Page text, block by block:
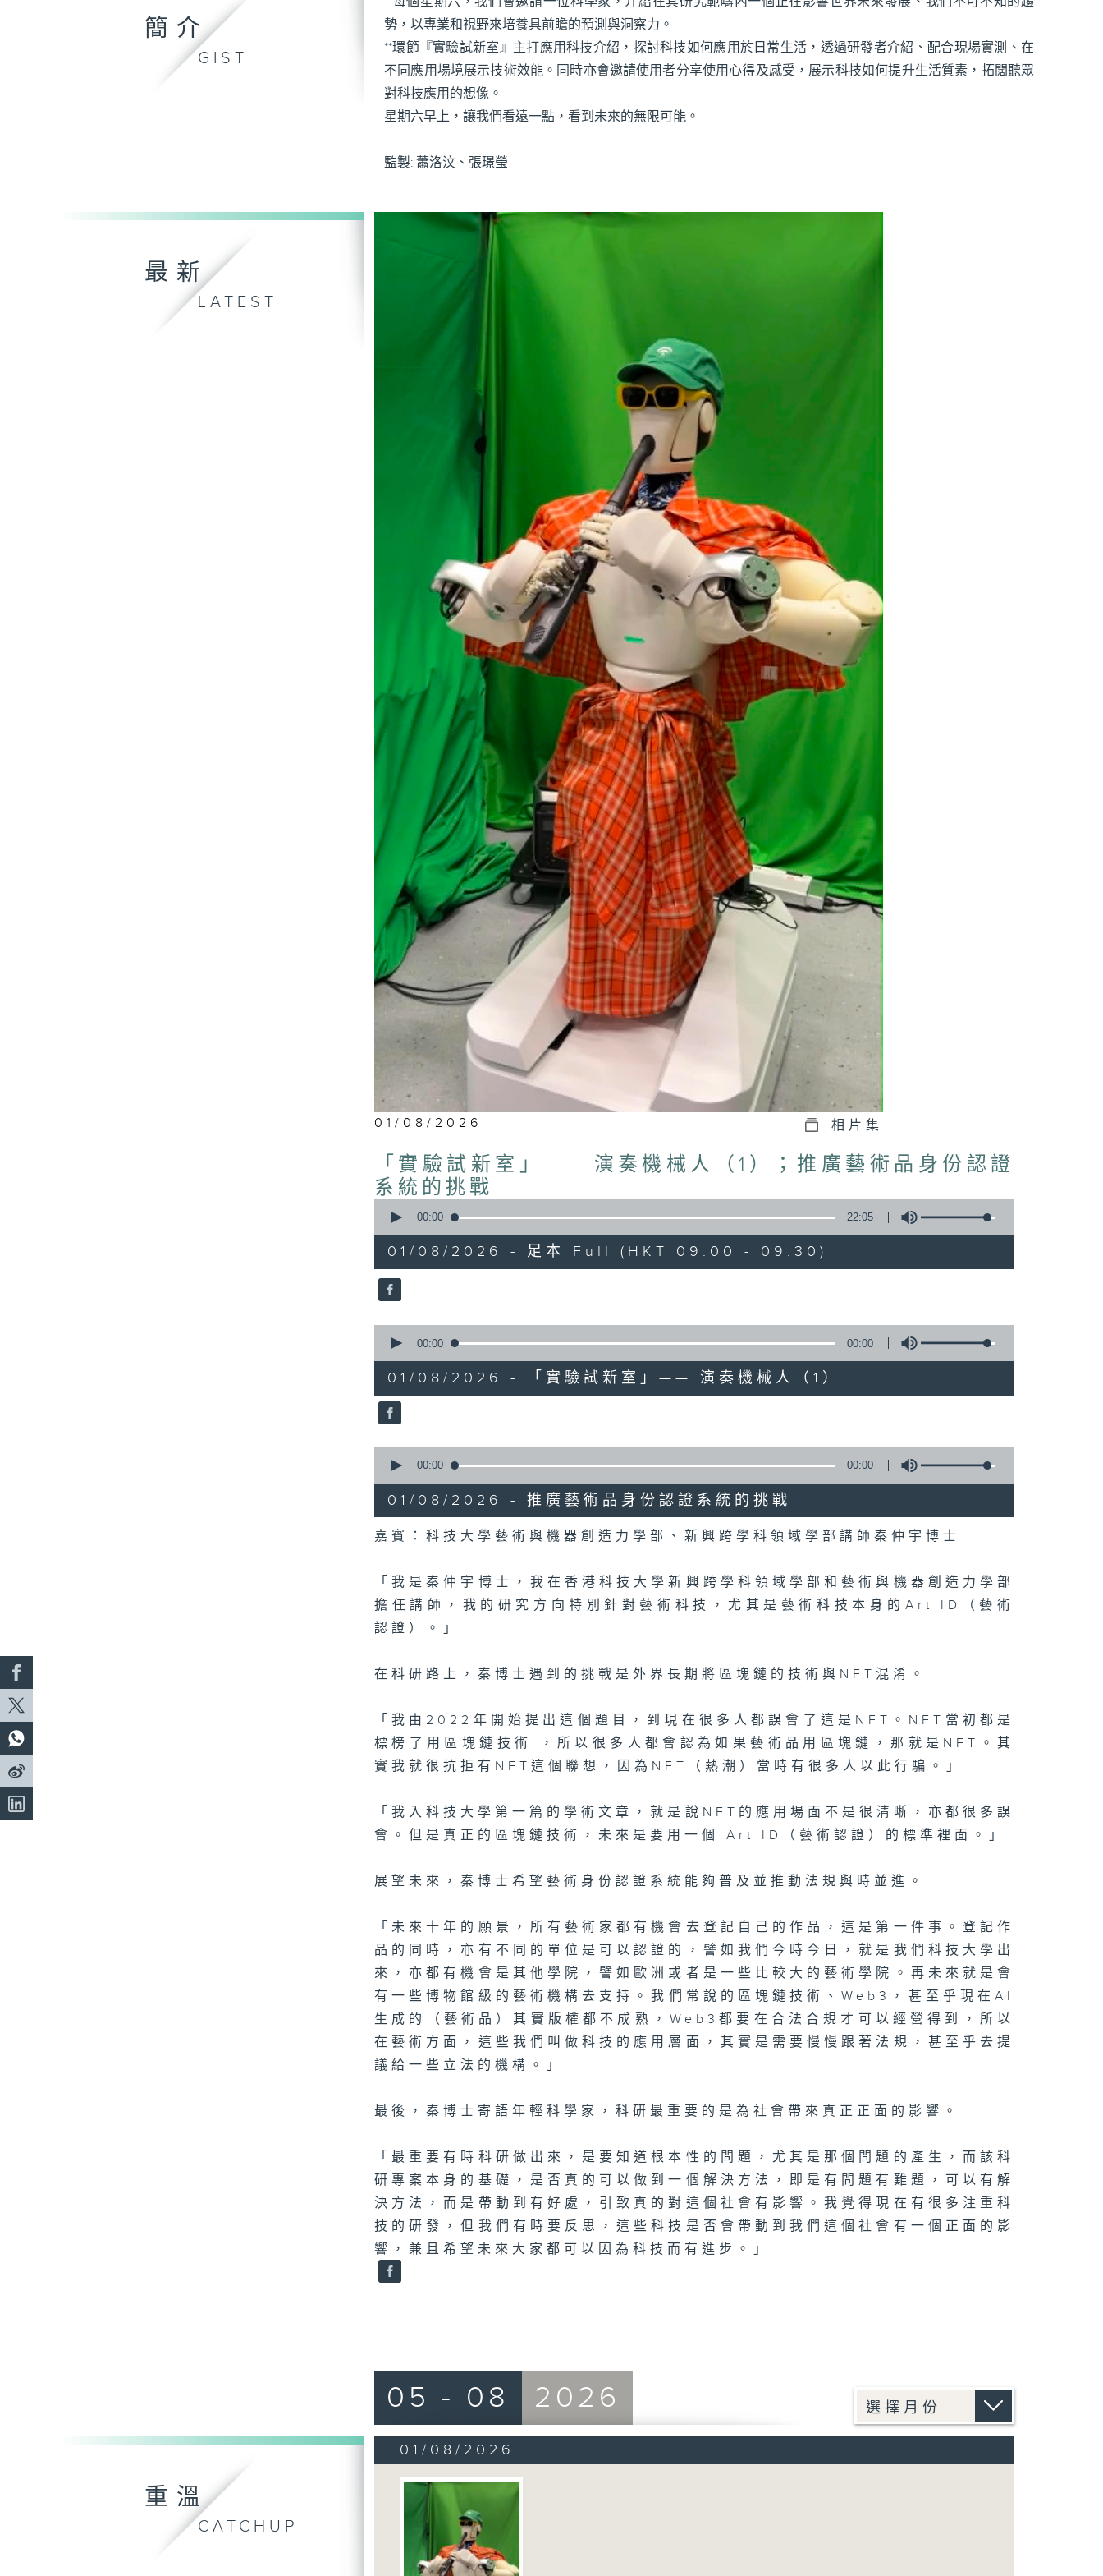
簡介
GIST
勢，以專業和視野來培養具前瞻的預測與洞察力。
**環節『實驗試新室』主打應用科技介紹，探討科技如何應用於日常生活，透過研發者介紹、配合現場實測、在
不同應用場境展示技術效能。同時亦會邀請使用者分享使用心得及感受，展示科技如何提升生活質素，拓闊聽眾
對科技應用的想像。
星期六早上，讓我們看遠一點，看到未來的無限可能。
監製: 蕭洛汶 、張璟瑩
最新
LATEST
01/08/2026 相片集
「實驗試新室」—— 演奏機械人（1）；推廣藝術品身份認證
系統的挑戰
seconds
22
minutes,
5
seconds
90%
00:00 22:05
01/08/2026 - 足本 Full (HKT 09:00 - 09:30)
seconds
seconds Volume
90%
00:00 00:00
01/08/2026 - 「實驗試新室」—— 演奏機械人（1）
seconds
seconds Volume
90%
00:00 00:00
01/08/2026 - 推廣藝術品身份認證系統的挑戰
嘉賓：科技大學藝術與機器創造力學部、新興跨學科領域學部講師秦仲宇博士
「我是秦仲宇博士，我在香港科技大學新興跨學科領域學部和藝術與機器創造力學部
擔任講師，我的研究方向特別針對藝術科技，尤其是藝術科技本身的Art ID（藝術
認證）。」
在科研路上，秦博士遇到的挑戰是外界長期將區塊鏈的技術與NFT混淆。
「我由2022年開始提出這個題目，到現在很多人都誤會了這是NFT。NFT當初都是
標榜了用區塊鏈技術 ，所以很多人都會認為如果藝術品用區塊鏈，那就是NFT。其
實我就很抗拒有NFT這個聯想，因為NFT（熱潮）當時有很多人以此行騙。」
「我入科技大學第一篇的學術文章，就是說NFT的應用場面不是很清晰，亦都很多誤
會。但是真正的區塊鏈技術，未來是要用一個 Art ID（藝術認證）的標準裡面。」
展望未來，秦博士希望藝術身份認證系統能夠普及並推動法規與時並進。
「未來十年的願景，所有藝術家都有機會去登記自己的作品，這是第一件事。登記作
品的同時，亦有不同的單位是可以認證的，譬如我們今時今日，就是我們科技大學出
來，亦都有機會是其他學院，譬如歐洲或者是一些比較大的藝術學院。再未來就是會
有一些博物館級的藝術機構去支持。我們常說的區塊鏈技術、Web3，甚至乎現在AI
生成的（藝術品）其實版權都不成熟，Web3都要在合法合規才可以經營得到，所以
在藝術方面，這些我們叫做科技的應用層面，其實是需要慢慢跟著法規，甚至乎去提
議給一些立法的機構。」
最後，秦博士寄語年輕科學家，科研最重要的是為社會帶來真正正面的影響。
「最重要有時科研做出來，是要知道根本性的問題，尤其是那個問題的產生，而該科
研專案本身的基礎，是否真的可以做到一個解決方法，即是有問題有難題，可以有解
決方法，而是帶動到有好處，引致真的對這個社會有影響。我覺得現在有很多注重科
技的研發，但我們有時要反思，這些科技是否會帶動到我們這個社會有一個正面的影
響，兼且希望未來大家都可以因為科技而有進步。」
重溫
CATCHUP
05 - 08 2026
01/08/2026